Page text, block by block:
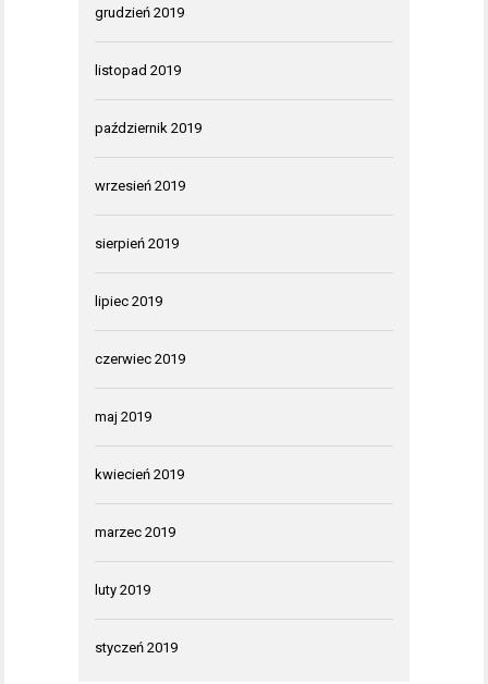
grudzień 2019
listopad 2019
październik 2019
wrzesień 2019
sierpień 2019
lipiec 2019
czerwiec 2019
maj 2019
kwiecień 2019
marzec 2019
luty 2019
styczeń 2019